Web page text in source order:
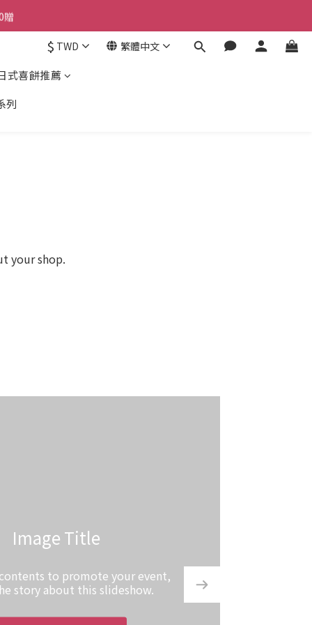
贈
$ TWD 繁體中文
式喜餅推薦
列
your shop.
Image Title
to promote your event,
story about this slideshow.